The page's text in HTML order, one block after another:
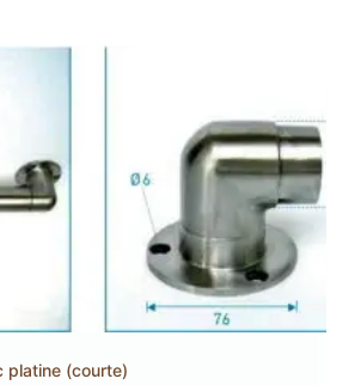
platine (courte)